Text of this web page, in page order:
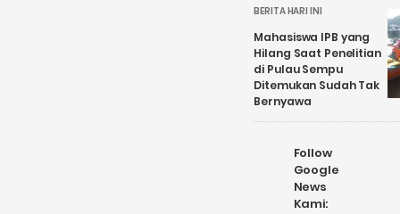
BERITA HARI INI
Mahasiswa IPB yang
Hilang Saat Penelitian
di Pulau Sempu
Ditemukan Sudah Tak
Bernyawa
Follow
Google
News
Kami: